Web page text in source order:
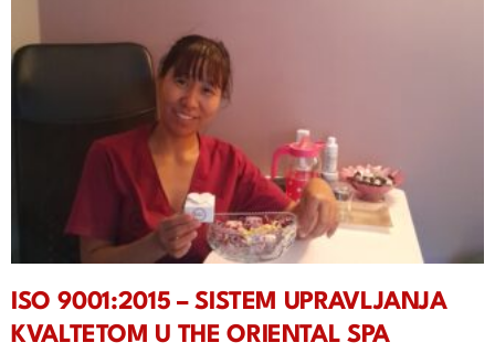
ISO 9001:2015 – SISTEM UPRAVLJANJA
KVALTETOM U THE ORIENTAL SPA